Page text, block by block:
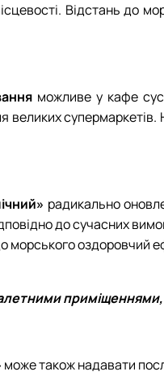
Відстань до
можливе у кафе
великих
радикально
до сучасних
морського оздоровчий
може також надавати